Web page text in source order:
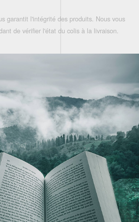
garantit l'intégrité des produits. Nous vous
de vérifier l'état du colis à la livraison.